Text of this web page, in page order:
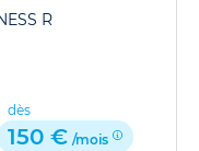
R
dès
150 € /mois